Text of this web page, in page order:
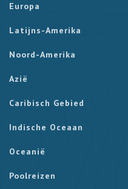
Europa
Latijns-Amerika
Noord-Amerika
Azië
Caribisch Gebied
Indische Oceaan
Oceanië
Poolreizen